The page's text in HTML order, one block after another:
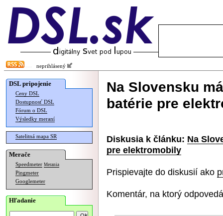
neprihlásený
DSL pripojenie
Ceny DSL
Dostupnosť DSL
Fórum o DSL
Výsledky meraní
Satelitná mapa SR
Merače
Speedmeter Merania
Pingmeter
Googlemeter
Hľadanie
Na Slovensku
batérie pre
Diskusia k článku: Na
pre elektromobily
Prispievajte do diskusií ako
Komentár, na ktorý